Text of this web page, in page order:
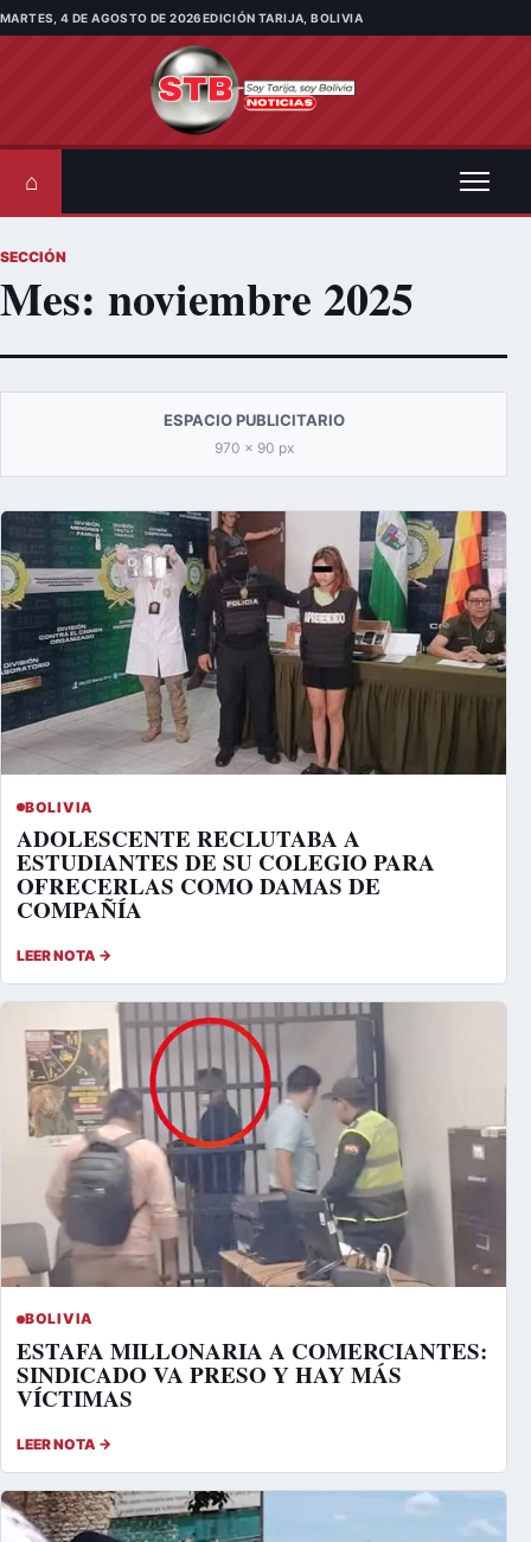
Saltar al contenido
MARTES, 4 DE AGOSTO DE 2026EDICIÓN TARIJA, BOLIVIA
⌂
SECCIÓN
Mes: noviembre 2025
ESPACIO PUBLICITARIO
970 × 90 px
BOLIVIA
ADOLESCENTE RECLUTABA A
ESTUDIANTES DE SU COLEGIO PARA
OFRECERLAS COMO DAMAS DE
COMPAÑÍA
LEER NOTA →
BOLIVIA
ESTAFA MILLONARIA A COMERCIANTES:
SINDICADO VA PRESO Y HAY MÁS
VÍCTIMAS
LEER NOTA →